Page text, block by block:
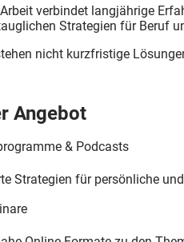
Arbeit verbindet langjährige
Strategien für Beruf
nicht kurzfristige
Angebot
& Podcasts
Strategien für persönliche